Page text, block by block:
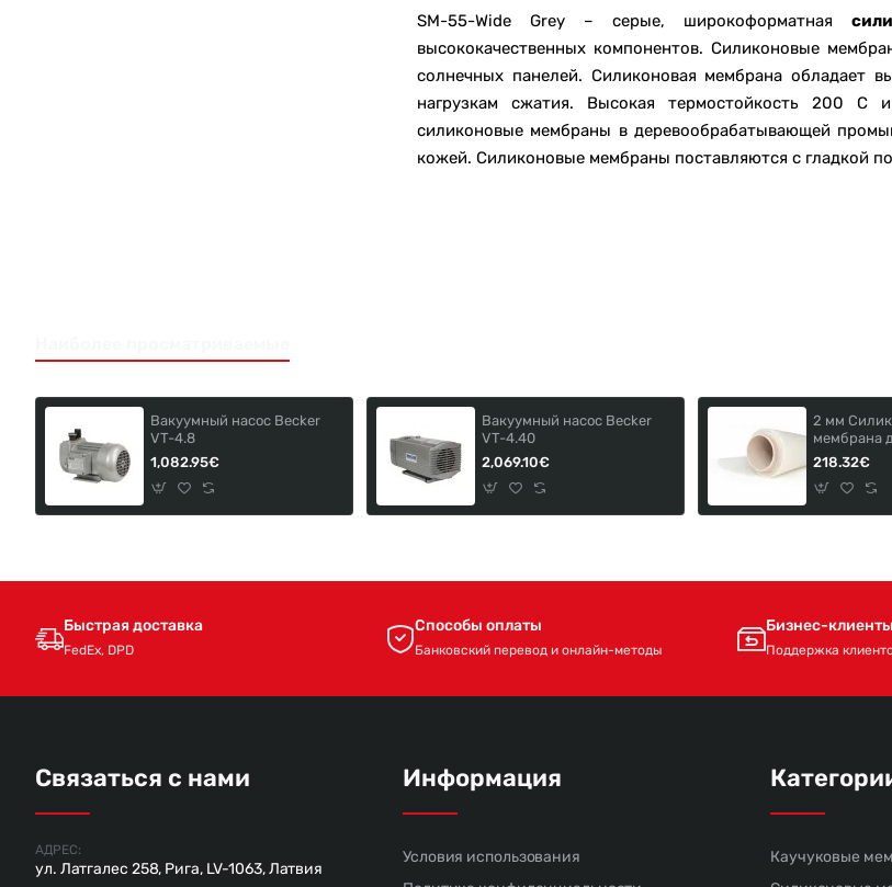
4000
SM-55-Wide Grey – серые, широкоформатная
высококачественных компонентов. Силиконовые
солнечных панелей. Силиконовая мембрана обладает
нагрузкам сжатия. Высокая термостойкость 200 C
силиконовые мембраны в деревообрабатывающей
кожей. Силиконовые мембраны поставляются с гладкой
Вакуумный насос Becker
VT-4.8
1,082.95€
Вакуумный насос Becker
VT-4.40
2,069.10€
2 мм
мембрана
218.32€
Быстрая доставка
FedEx, DPD
Способы оплаты
Банковский перевод и онлайн-методы
Бизнес-клиенты
Поддержка
Связаться с нами
АДРЕС:
ул. Латгалес 258, Рига, LV-1063, Латвия
Информация
Условия использования
Каучуковые